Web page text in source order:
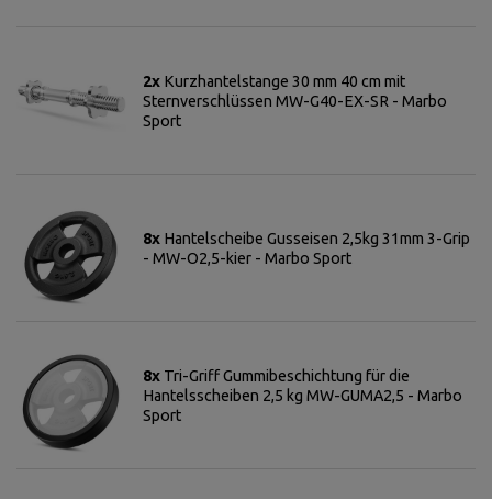
2x Kurzhantelstange 30 mm 40 cm mit
Sternverschlüssen MW-G40-EX-SR - Marbo
Sport
8x Hantelscheibe Gusseisen 2,5kg 31mm 3-Grip
- MW-O2,5-kier - Marbo Sport
8x Tri-Griff Gummibeschichtung für die
Hantelsscheiben 2,5 kg MW-GUMA2,5 - Marbo
Sport